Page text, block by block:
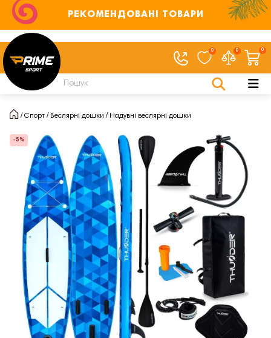
РЕКОМЕНДОВАНІ ТОВАРИ
0 0 0
Спорт Веслярні дошки Надувні веслярні дошки
-5%